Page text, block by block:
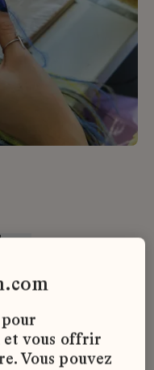
et vous offrir
Vous pouvez